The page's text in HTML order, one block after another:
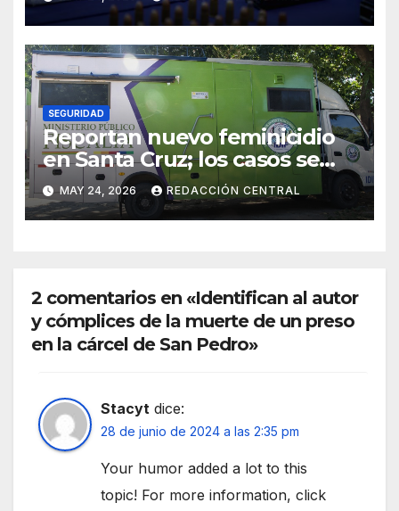
delincuencia organizada
transnacional
SEGURIDAD
Reportan nuevo feminicidio
en Santa Cruz; los casos se
elevan a 33 en el país
MAY 24, 2026 REDACCIÓN CENTRAL
2 comentarios en «Identifican al autor
y cómplices de la muerte de un preso
en la cárcel de San Pedro»
Stacyt dice:
28 de junio de 2024 a las 2:35 pm
Your humor added a lot to this
topic! For more information, click